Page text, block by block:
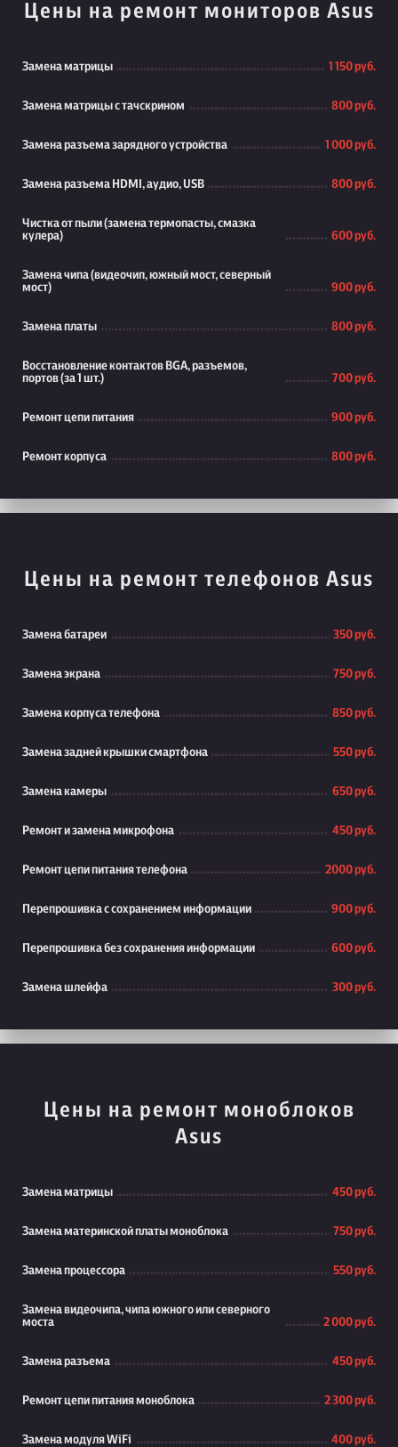
Цены на ремонт мониторов Asus
Замена матрицы 1 150 руб.
Замена матрицы с тачскрином 800 руб.
Замена разъема зарядного устройства 1 000 руб.
Замена разъема HDMI, аудио, USB 800 руб.
Чистка от пыли (замена термопасты, смазка
кулера)
600 руб.
Замена чипа (видеочип, южный мост, северный
мост)
900 руб.
Замена платы 800 руб.
Восстановление контактов BGA, разъемов,
портов (за 1 шт.)
700 руб.
Ремонт цепи питания 900 руб.
Ремонт корпуса 800 руб.
Цены на ремонт телефонов Asus
Замена батареи 350 руб.
Замена экрана 750 руб.
Замена корпуса телефона 850 руб.
Замена задней крышки смартфона 550 руб.
Замена камеры 650 руб.
Ремонт и замена микрофона 450 руб.
Ремонт цепи питания телефона 2000 руб.
Перепрошивка с сохранением информации 900 руб.
Перепрошивка без сохранения информации 600 руб.
Замена шлейфа 300 руб.
Цены на ремонт моноблоков
Asus
Замена матрицы 450 руб.
Замена материнской платы моноблока 750 руб.
Замена процессора 550 руб.
Замена видеочипа, чипа южного или северного
моста
2 000 руб.
Замена разъема 450 руб.
Ремонт цепи питания моноблока 2 300 руб.
Замена модуля WiFi 400 руб.